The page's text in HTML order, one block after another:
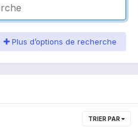
Plus d’options de recherche
TRIER PAR